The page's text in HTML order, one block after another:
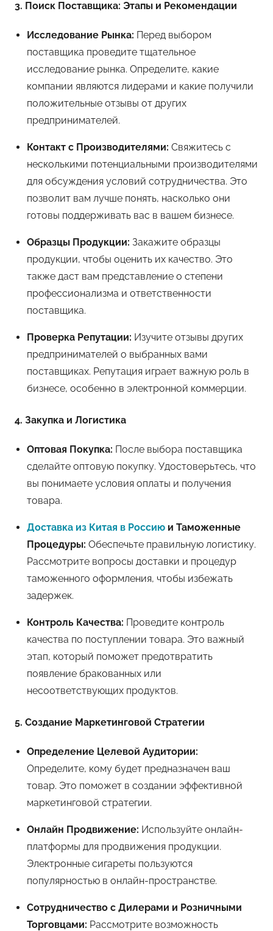
3. Поиск Поставщика: Этапы и Рекомендации
Исследование Рынка: Перед выбором
поставщика проведите тщательное
исследование рынка. Определите, какие
компании являются лидерами и какие получили
положительные отзывы от других
предпринимателей.
Контакт с Производителями: Свяжитесь с
несколькими потенциальными производителями
для обсуждения условий сотрудничества. Это
позволит вам лучше понять, насколько они
готовы поддерживать вас в вашем бизнесе.
Образцы Продукции: Закажите образцы
продукции, чтобы оценить их качество. Это
также даст вам представление о степени
профессионализма и ответственности
поставщика.
Проверка Репутации: Изучите отзывы других
предпринимателей о выбранных вами
поставщиках. Репутация играет важную роль в
бизнесе, особенно в электронной коммерции.
4. Закупка и Логистика
Оптовая Покупка: После выбора поставщика
сделайте оптовую покупку. Удостоверьтесь, что
вы понимаете условия оплаты и получения
товара.
Доставка из Китая в Россию и Таможенные
Процедуры: Обеспечьте правильную логистику.
Рассмотрите вопросы доставки и процедур
таможенного оформления, чтобы избежать
задержек.
Контроль Качества: Проведите контроль
качества по поступлении товара. Это важный
этап, который поможет предотвратить
появление бракованных или
несоответствующих продуктов.
5. Создание Маркетинговой Стратегии
Определение Целевой Аудитории:
Определите, кому будет предназначен ваш
товар. Это поможет в создании эффективной
маркетинговой стратегии.
Онлайн Продвижение: Используйте онлайн-
платформы для продвижения продукции.
Электронные сигареты пользуются
популярностью в онлайн-пространстве.
Сотрудничество с Дилерами и Розничными
Торговцами: Рассмотрите возможность